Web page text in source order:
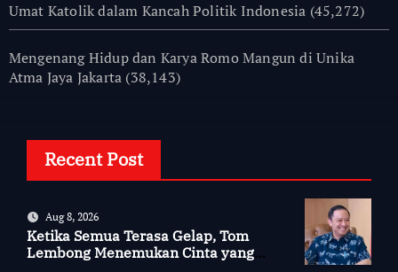
Umat Katolik dalam Kancah Politik Indonesia (45,272)
Mengenang Hidup dan Karya Romo Mangun di Unika
Atma Jaya Jakarta (38,143)
Recent Post
Aug 8, 2026
Ketika Semua Terasa Gelap, Tom
Lembong Menemukan Cinta yang